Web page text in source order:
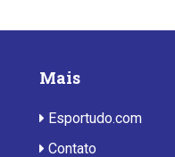
Mais
Esportudo.com
Contato